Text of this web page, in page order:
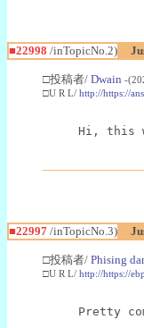
■22998 /inTopicNo.2)
□投稿者/ Dwain -
□U R L/ http://https://
Hi, this
■22997 /inTopicNo.3)
□投稿者/ Phising
□U R L/ http://https://
Pretty